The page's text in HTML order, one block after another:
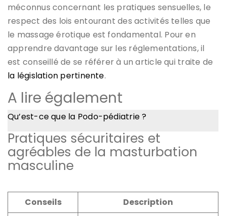
méconnus concernant les pratiques sensuelles, le
respect des lois entourant des activités telles que
le massage érotique est fondamental. Pour en
apprendre davantage sur les réglementations, il
est conseillé de se référer à un article qui traite de
la législation pertinente.
A lire également
Qu’est-ce que la Podo-pédiatrie ?
Pratiques sécuritaires et
agréables de la masturbation
masculine
Conseils Description